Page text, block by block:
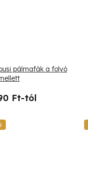
pálmafák a folyó
Ft-tól